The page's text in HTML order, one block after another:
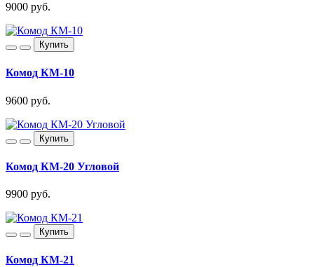
9000 руб.
Купить
Комод КМ-10
9600 руб.
Купить
Комод КМ-20 Угловой
9900 руб.
Купить
Комод КМ-21